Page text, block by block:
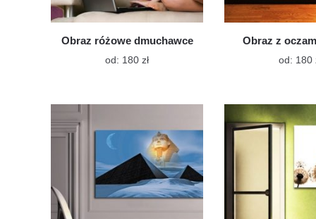
Obraz różowe dmuchawce
od: 180 złTen
wiele
Opcje
można
wybrać
na
stronie
Obraz z
od: 180